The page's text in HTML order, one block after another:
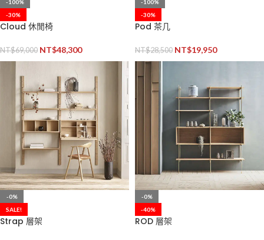
-100%
-30%
Cloud 休閒椅
NT$69,000 NT$48,300
-100%
-30%
Pod 茶几
NT$28,500 NT$19,950
-0%
SALE!
Strap 層架
-0%
-40%
ROD 層架